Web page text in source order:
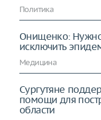
Политика
Онищенко: Нужно
исключить
Медицина
Сургутяне
помощи для
области